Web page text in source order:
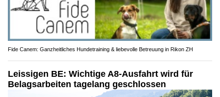
Fide Canem: Ganzheitliches Hundetraining & liebevolle Betreuung in Rikon ZH
Leissigen BE: Wichtige A8-Ausfahrt wird für
Belagsarbeiten tagelang geschlossen